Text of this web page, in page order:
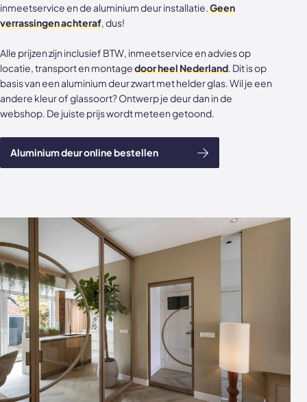
inmeetservice en de aluminium deur installatie.Geen
verrassingen achteraf, dus!
Alle prijzen zijn inclusief BTW, inmeetservice en advies op
locatie, transport en montagedoor heel Nederland. Dit is op
basis van een aluminium deur zwart met helder glas. Wil je een
andere kleur of glassoort? Ontwerp je deur dan in de
webshop. De juiste prijs wordt meteen getoond.
Aluminium deur online bestellen